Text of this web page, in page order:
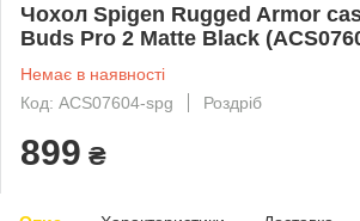
Чохол Spigen Rugged Armor
Buds Pro 2 Matte Black
Немає в наявності
Код: ACS07604-spg
Роздріб
899 ₴